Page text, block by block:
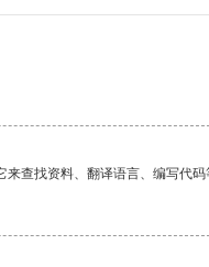
查找资料、翻译语言、编写代码